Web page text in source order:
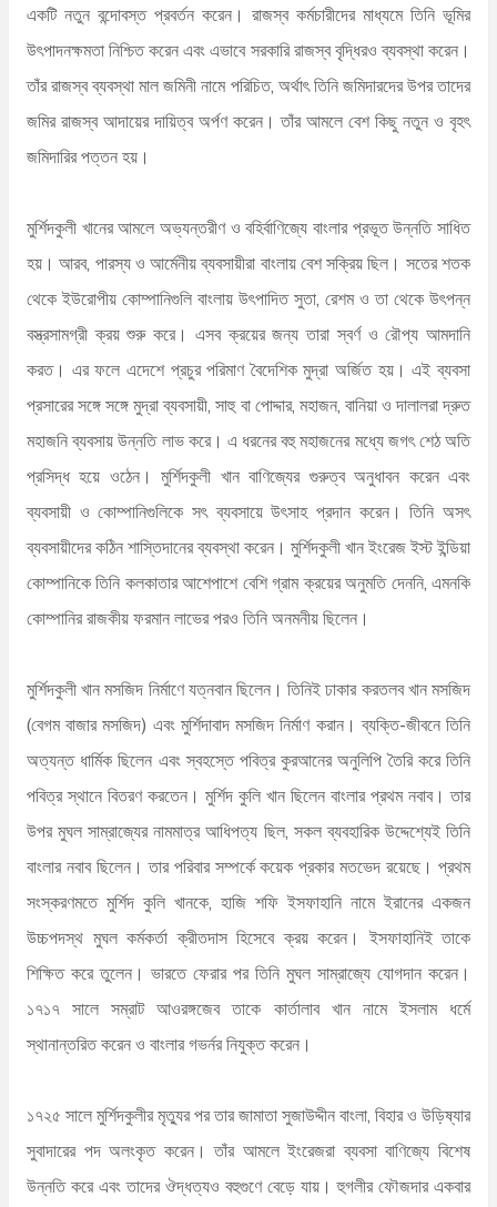
একটি নতুন বন্দোবস্ত প্রবর্তন করেন। রাজস্ব কর্মচারীদের মাধ্যমে তিনি ভূমির
উৎপাদনক্ষমতা নিশ্চিত করেন এবং এভাবে সরকারি রাজস্ব বৃদ্ধিরও ব্যবস্থা করেন।
তাঁর রাজস্ব ব্যবস্থা মাল জমিনী নামে পরিচিত, অর্থাৎ তিনি জমিদারদের উপর তাদের
জমির রাজস্ব আদায়ের দায়িত্ব অর্পণ করেন। তাঁর আমলে বেশ কিছু নতুন ও বৃহৎ
জমিদারির পত্তন হয়।
মুর্শিদকুলী খানের আমলে অভ্যন্তরীণ ও বহির্বাণিজ্যে বাংলার প্রভূত উন্নতি সাধিত
হয়। আরব, পারস্য ও আর্মেনীয় ব্যবসায়ীরা বাংলায় বেশ সক্রিয় ছিল। সতের শতক
থেকে ইউরোপীয় কোম্পানিগুলি বাংলায় উৎপাদিত সুতা, রেশম ও তা থেকে উৎপন্ন
বস্ত্রসামগ্রী ক্রয় শুরু করে। এসব ক্রয়ের জন্য তারা স্বর্ণ ও রৌপ্য আমদানি
করত। এর ফলে এদেশে প্রচুর পরিমাণ বৈদেশিক মুদ্রা অর্জিত হয়। এই ব্যবসা
প্রসারের সঙ্গে সঙ্গে মুদ্রা ব্যবসায়ী, সাহু বা পোদ্দার, মহাজন, বানিয়া ও দালালরা দ্রুত
মহাজনি ব্যবসায় উন্নতি লাভ করে। এ ধরনের বহু মহাজনের মধ্যে জগৎ শেঠ অতি
প্রসিদ্ধ হয়ে ওঠেন। মুর্শিদকুলী খান বাণিজ্যের গুরুত্ব অনুধাবন করেন এবং
ব্যবসায়ী ও কোম্পানিগুলিকে সৎ ব্যবসায়ে উৎসাহ প্রদান করেন। তিনি অসৎ
ব্যবসায়ীদের কঠিন শাস্তিদানের ব্যবস্থা করেন। মুর্শিদকুলী খান ইংরেজ ইস্ট ইন্ডিয়া
কোম্পানিকে তিনি কলকাতার আশেপাশে বেশি গ্রাম ক্রয়ের অনুমতি দেননি, এমনকি
কোম্পানির রাজকীয় ফরমান লাভের পরও তিনি অনমনীয় ছিলেন।
মুর্শিদকুলী খান মসজিদ নির্মাণে যত্নবান ছিলেন। তিনিই ঢাকার করতলব খান মসজিদ
(বেগম বাজার মসজিদ) এবং মুর্শিদাবাদ মসজিদ নির্মাণ করান। ব্যক্তি-জীবনে তিনি
অত্যন্ত ধার্মিক ছিলেন এবং স্বহস্তে পবিত্র কুরআনের অনুলিপি তৈরি করে তিনি
পবিত্র স্থানে বিতরণ করতেন। মুর্শিদ কুলি খান ছিলেন বাংলার প্রথম নবাব। তার
উপর মুঘল সাম্রাজ্যের নামমাত্র আধিপত্য ছিল, সকল ব্যবহারিক উদ্দেশ্যেই তিনি
বাংলার নবাব ছিলেন। তার পরিবার সম্পর্কে কয়েক প্রকার মতভেদ রয়েছে। প্রথম
সংস্করণমতে মুর্শিদ কুলি খানকে, হাজি শফি ইসফাহানি নামে ইরানের একজন
উচ্চপদস্থ মুঘল কর্মকর্তা ক্রীতদাস হিসেবে ক্রয় করেন। ইসফাহানিই তাকে
শিক্ষিত করে তুলেন। ভারতে ফেরার পর তিনি মুঘল সাম্রাজ্যে যোগদান করেন।
১৭১৭ সালে সম্রাট আওরঙ্গজেব তাকে কার্তালাব খান নামে ইসলাম ধর্মে
স্থানান্তরিত করেন ও বাংলার গভর্নর নিযুক্ত করেন।
১৭২৫ সালে মুর্শিদকুলীর মৃত্যুর পর তার জামাতা সুজাউদ্দীন বাংলা, বিহার ও উড়িষ্যার
সুবাদারের পদ অলংকৃত করেন। তাঁর আমলে ইংরেজরা ব্যবসা বাণিজ্যে বিশেষ
উন্নতি করে এবং তাদের ঔদ্ধত্যও বহুগুণে বেড়ে যায়। হুগলীর ফৌজদার একবার